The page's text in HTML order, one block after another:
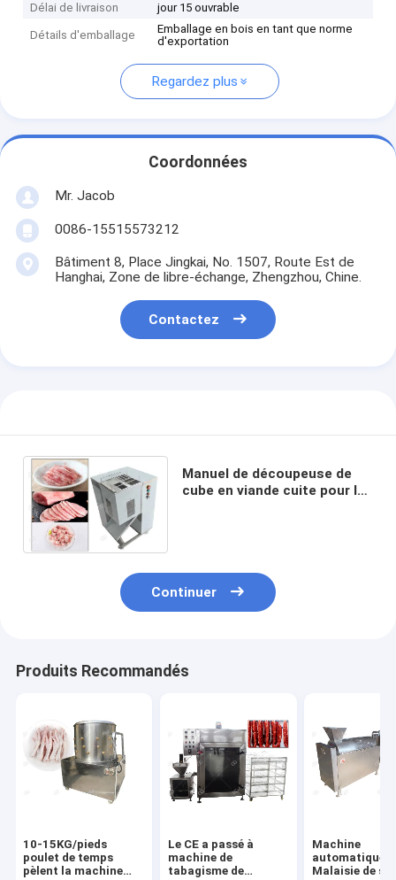
Délai de livraison jour 15 ouvrable
Détails d'emballage
Emballage en bois en tant que norme
d'exportation
Regardez plus
Coordonnées
Mr. Jacob
0086-15515573212
Bâtiment 8, Place Jingkai, No. 1507, Route Est de
Hanghai, Zone de libre-échange, Zhengzhou, Chine.
Contactez
Manuel de découpeuse de
cube en viande cuite pour le
Continuer
Produits Recommandés
10-15KG/pieds
poulet de temps
pèlent la machine
Le CE a passé à
machine de
tabagisme de
Machine
automatique
Malaisie de